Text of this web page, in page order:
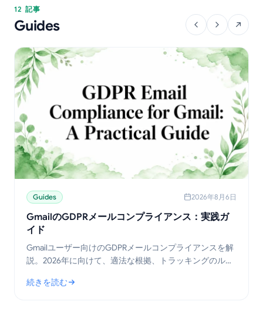
12 記事
Guides
Guides 2026年8月6日
GmailのGDPRメールコンプライアンス：実践ガ
イド
Gmailユーザー向けのGDPRメールコンプライアンスを解
説。2026年に向けて、適法な根拠、トラッキングのルー
ましょう。
続きを読む
: GmailのGDPRメールコンプライアンス：実践ガイド